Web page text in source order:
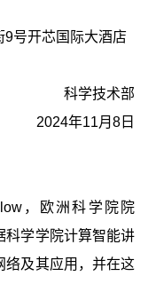
9号开芯国际大酒店
科学技术部
2024年11月8日
，欧洲科学院院
科学学院计算智能讲
络及其应用，并在这